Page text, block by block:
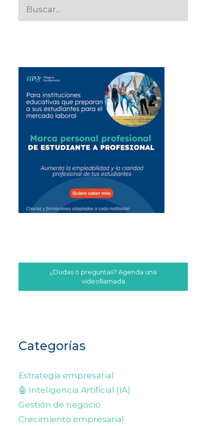
¿Dudas o preguntas? Agenda una
videollamada
Categorías
Estrategia empresarial
🤖 Inteligencia Artificial (IA)
Gestión de negocio
Crecimiento empresarial